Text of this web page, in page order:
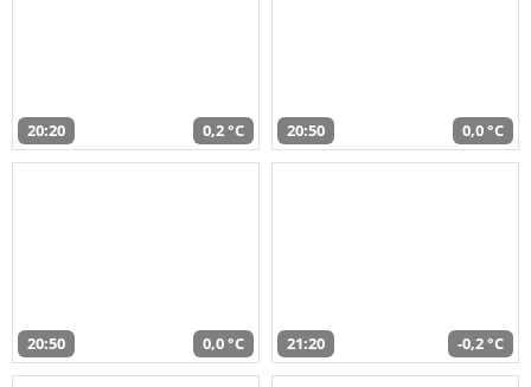
20:20 0,2 °C 20:50 0,0 °C
20:50 0,0 °C 21:20 -0,2 °C